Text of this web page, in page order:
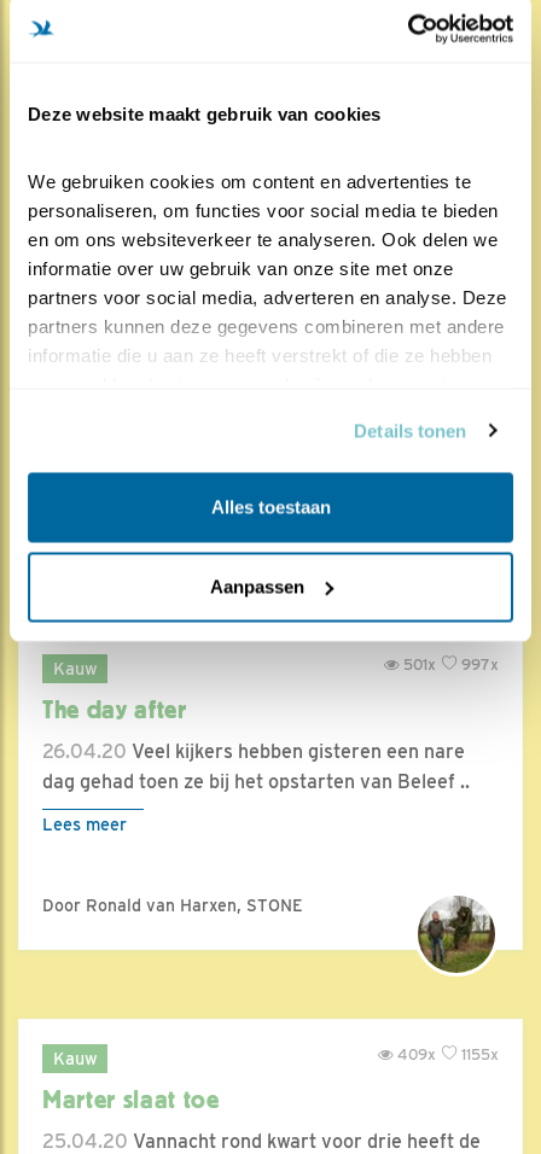
Deze website maakt gebruik van cookies
We gebruiken cookies om content en advertenties te
personaliseren, om functies voor social media te bieden
en om ons websiteverkeer te analyseren. Ook delen we
informatie over uw gebruik van onze site met onze
partners voor social media, adverteren en analyse. Deze
partners kunnen deze gegevens combineren met andere
informatie die u aan ze heeft verstrekt of die ze hebben
Details tonen
Alles toestaan
Aanpassen
Kauw 993x
475x
Enerverende week
27.04.20We zijn nog nauwelijk bekomen van de
gebeurtenissen dit weekend, maar daar hebben de
Kauw 997x
501x
The day after
26.04.20 Veel kijkers hebben gisteren een nare
dag gehad toen ze bij het opstarten van Beleef ..
Lees meer
Door Ronald van Harxen, STONE
Kauw 1155x
409x
Marter slaat toe
25.04.20 Vannacht rond kwart voor drie heeft de